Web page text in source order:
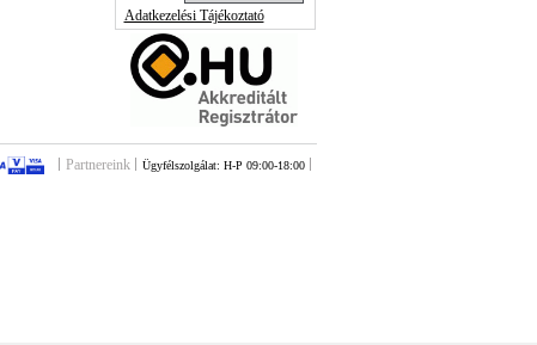
Adatkezelési Tájékoztató
Partnereink Ügyfélszolgálat: H-P 09:00-18:00